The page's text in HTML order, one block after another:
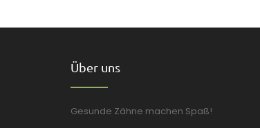
Über uns
Gesunde Zähne machen Spaß!